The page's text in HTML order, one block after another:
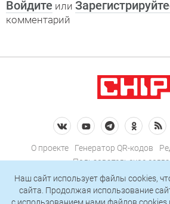
Войдите или
комментарий
О проекте Генератор QR-кодов
Пользовательское
Политика
Подписаться на
Наш сайт использует файлы cookies,
сайта. Продолжая использование